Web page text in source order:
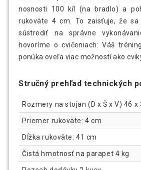
nosnosti 100 kíl (na bradlo) a
rukoväte 4 cm. To zaisťuje, že sa
sústrediť na správne
hovoríme o cvičeniach: Váš
ponúka oveľa viac možností ako
Stručný prehľad technických
Rozmery na stojan (D x Š x V) 46 x
Priemer rukoväte: 4 cm
Dĺžka rukoväte: 41 cm
Čistá hmotnosť na parapet 4 kg